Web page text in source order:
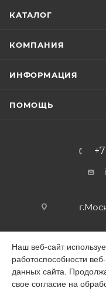
КАТАЛОГ
КОМПАНИЯ
ИНФОРМАЦИЯ
ПОМОЩЬ
Наш веб-сайт
работоспособности
данных сайта.
свое согласие на